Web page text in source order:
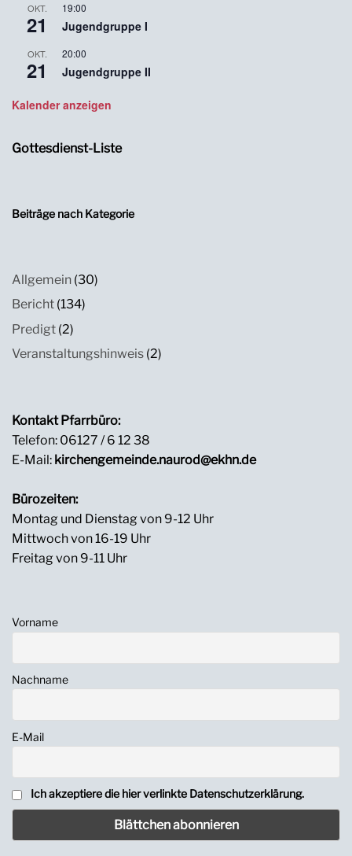
OKT.
21
19:00
Jugendgruppe I
OKT.
21
20:00
Jugendgruppe II
Kalender anzeigen
Gottesdienst-Liste
Beiträge nach Kategorie
Allgemein (30)
Bericht (134)
Predigt (2)
Veranstaltungshinweis (2)
Kontakt Pfarrbüro:
Telefon: 06127 / 6 12 38
E-Mail: kirchengemeinde.naurod@ekhn.de
Bürozeiten:
Montag und Dienstag von 9-12 Uhr
Mittwoch von 16-19 Uhr
Freitag von 9-11 Uhr
Vorname
Nachname
E-Mail
Ich akzeptiere die hier verlinkte Datenschutzerklärung.